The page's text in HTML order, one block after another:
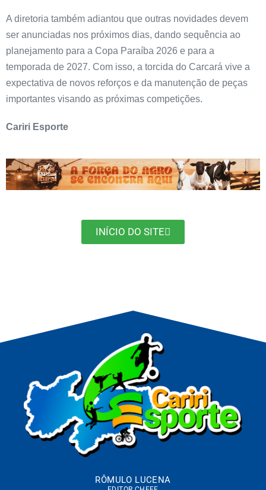
A diretoria também adiantou que outras novidades devem
ser anunciadas nos próximos dias, dando sequência ao
planejamento para a Copa Paraíba 2026 e para a
temporada de 2027. Com isso, a torcida do Carcará vive a
expectativa de novos reforços e da manutenção de peças
importantes visando as próximas competições.
Cariri Esporte
INÍCIO DO SITE
RÔMULO LUCENA